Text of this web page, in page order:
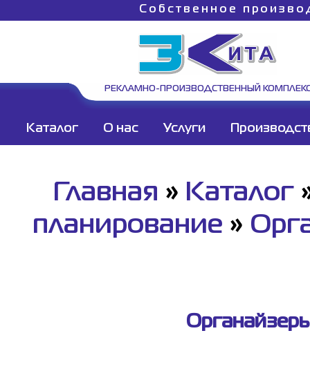
Собственное
РЕКЛАМНО-ПРОИЗВОДСТВЕННЫЙ
Каталог О нас Услуги
Главная » Каталог
планирование »